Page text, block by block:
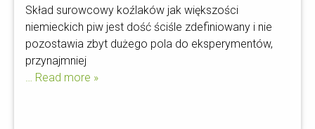
Skład surowcowy koźlaków jak większości
niemieckich piw jest dość ściśle zdefiniowany i nie
pozostawia zbyt dużego pola do eksperymentów,
przynajmniej
… Read more »